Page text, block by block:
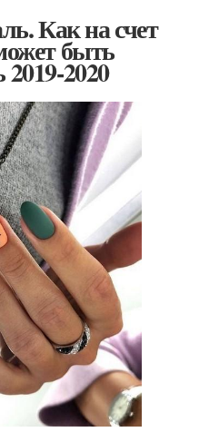
Как на счет
быть
2020